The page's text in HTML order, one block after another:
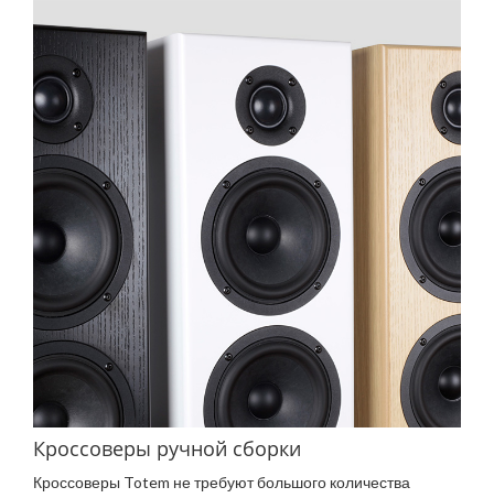
Кроссоверы ручной сборки
Кроссоверы Totem не требуют большого количества